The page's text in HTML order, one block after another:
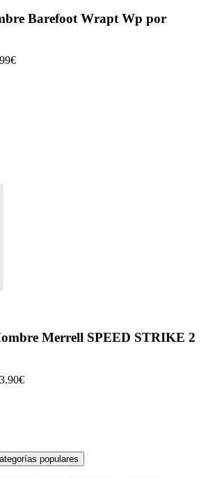
Barefoot Wrapt Wp por
Merrell SPEED STRIKE 2
3.90€
populares